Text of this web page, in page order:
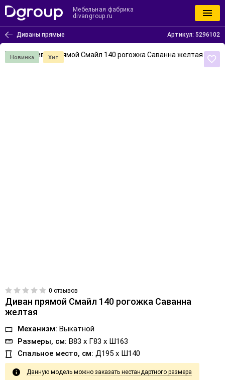
Мебельная фабрика
divangroup.ru
Диваны прямые Артикул: 5296102
Новинка Хит
0 отзывов
Диван прямой Смайл 140 рогожка Саванна
желтая
Механизм: Выкатной
Размеры, см: В83 x Г83 x Ш163
Спальное место, см: Д195 x Ш140
Данную модель можно заказать нестандартного размера